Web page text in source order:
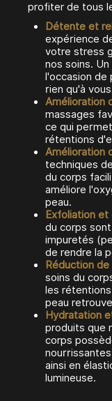
profiter de tous
Détente et
expérience
votre stress
nos soins.
l'occasion
rien qu'à
massages
ce qui
rétentions
techniques
du corps
améliore
peau.
Exfoliation
du corps
impuretés
de rendre la
Réduction
soins du
les
peau
Hydratation
produits que
corps
ainsi en
lumineuse.